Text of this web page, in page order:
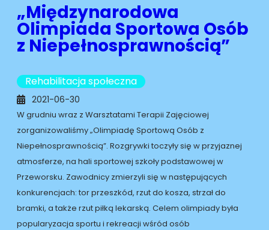
„Międzynarodowa
Olimpiada Sportowa Osób
z Niepełnosprawnością”
Rehabilitacja społeczna
2021-06-30
W grudniu wraz z Warsztatami Terapii Zajęciowej
zorganizowaliśmy „Olimpiadę Sportową Osób z
Niepełnosprawnością”. Rozgrywki toczyły się w przyjaznej
atmosferze, na hali sportowej szkoły podstawowej w
Przeworsku. Zawodnicy zmierzyli się w następujących
konkurencjach: tor przeszkód, rzut do kosza, strzał do
bramki, a także rzut piłką lekarską. Celem olimpiady była
popularyzacja sportu i rekreacji wśród osób